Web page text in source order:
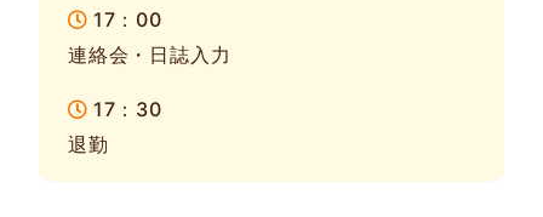
17：00
連絡会・日誌入力
17：30
退勤